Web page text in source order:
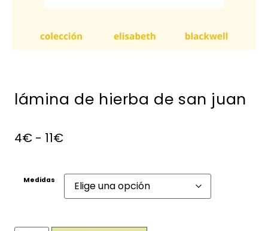
lámina de hierba de san juan
4€ - 11€
Medidas